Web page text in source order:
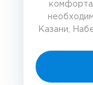
Казани,